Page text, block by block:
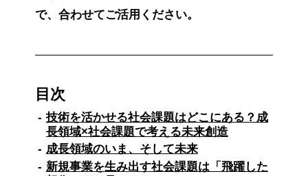
で、合わせてご活用ください。
目次
技術を活かせる社会課題はどこにある？成
長領域×社会課題で考える未来創造
成長領域のいま、そして未来
新規事業を生み出す社会課題は「飛躍した